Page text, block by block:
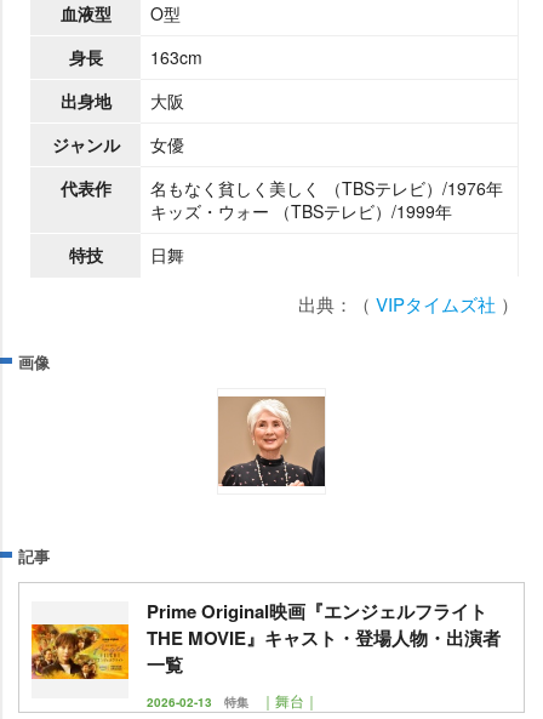
血液型
O型
身長
163cm
出身地
大阪
ジャンル
女優
代表作
名もなく貧しく美しく （TBSテレビ）/1976年
キッズ・ウォー （TBSテレビ）/1999年
特技
日舞
出典：（ VIPタイムズ社 ）
画像
記事
Prime Original映画『エンジェルフライト
THE MOVIE』キャスト・登場人物・出演者
一覧
2026-02-13 特集 ｜舞台｜